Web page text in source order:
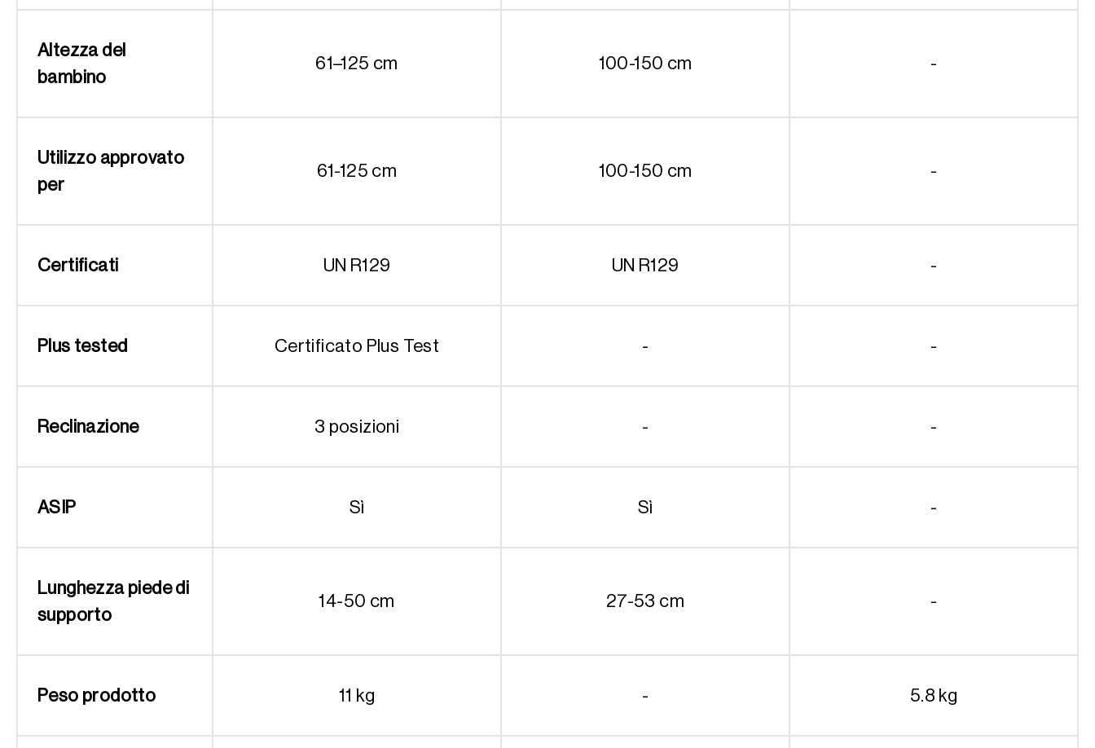
Altezza del
bambino
61–125 cm 100-150 cm -
Utilizzo approvato
per
61-125 cm 100-150 cm -
Certificati UN R129 UN R129 -
Plus tested Certificato Plus Test - -
Reclinazione 3 posizioni - -
ASIP Sì Sì -
Lunghezza piede di
supporto
14-50 cm 27-53 cm -
Peso prodotto 11 kg - 5.8 kg